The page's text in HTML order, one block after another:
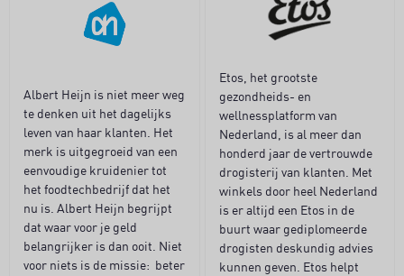
Albert Heijn is niet meer weg
te denken uit het dagelijks
leven van haar klanten. Het
merk is uitgegroeid van een
eenvoudige kruidenier tot
het foodtechbedrijf dat het
nu is. Albert Heijn begrijpt
dat waar voor je geld
belangrijker is dan ooit. Niet
voor niets is de missie: beter
Etos, het grootste
gezondheids- en
wellnessplatform van
Nederland, is al meer dan
honderd jaar de vertrouwde
drogisterij van klanten. Met
winkels door heel Nederland
is er altijd een Etos in de
buurt waar gediplomeerde
drogisten deskundig advies
kunnen geven. Etos helpt